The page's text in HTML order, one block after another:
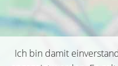
Ich bin damit